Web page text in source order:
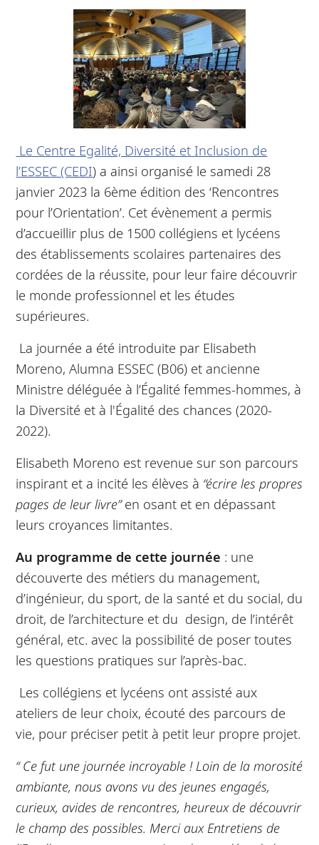
Le Centre Egalité, Diversité et Inclusion de
l’ESSEC (CEDI) a ainsi organisé le samedi 28
janvier 2023 la 6ème édition des ‘Rencontres
pour l’Orientation’. Cet évènement a permis
d’accueillir plus de 1500 collégiens et lycéens
des établissements scolaires partenaires des
cordées de la réussite, pour leur faire découvrir
le monde professionnel et les études
supérieures.
La journée a été introduite par Elisabeth
Moreno, Alumna ESSEC (B06) et ancienne
Ministre déléguée à l’Égalité femmes-hommes, à
la Diversité et à l'Égalité des chances (2020-
2022).
Elisabeth Moreno est revenue sur son parcours
inspirant et a incité les élèves à “écrire les propres
pages de leur livre”en osant et en dépassant
leurs croyances limitantes.
Au programme de cette journée : une
découverte des métiers du management,
d’ingénieur, du sport, de la santé et du social, du
droit, de l’architecture et du design, de l’intérêt
général, etc. avec la possibilité de poser toutes
les questions pratiques sur l’après-bac.
Les collégiens et lycéens ont assisté aux
ateliers de leur choix, écouté des parcours de
vie, pour préciser petit à petit leur propre projet.
“ Ce fut une journée incroyable ! Loin de la morosité
ambiante, nous avons vu des jeunes engagés,
curieux, avides de rencontres, heureux de découvrir
le champ des possibles. Merci aux Entretiens de